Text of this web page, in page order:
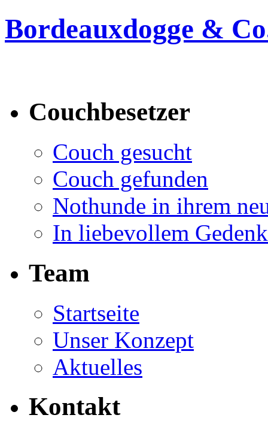
Bordeauxdogge &
Couchbesetzer
Couch gesucht
Couch gefunden
Nothunde in ihrem
In liebevollem
Team
Startseite
Unser Konzept
Aktuelles
Kontakt